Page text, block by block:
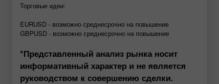
Торговые идеи:
EURUSD - возможно среднесрочно на повышение
GBPUSD - возможно среднесрочно на повышение
*Представленный анализ рынка носит
информативный характер и не является
руководством к совершению сделки.